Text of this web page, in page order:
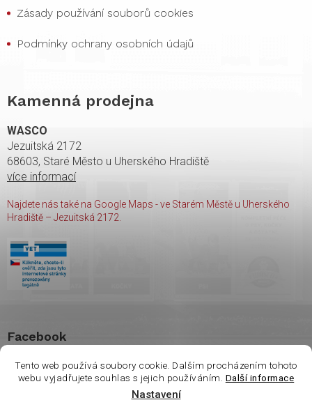
Tento web používá soubory cookie. Dalším procházením tohoto
webu vyjadřujete souhlas s jejich používáním. Další informace
Nastavení
Zásady používání souborů cookies
Podmínky ochrany osobních údajů
Kamenná prodejna
WASCO
Jezuitská 2172
68603, Staré Město u Uherského Hradiště
více informací
Najdete nás také na Google Maps - ve Starém Městě u Uherského
Hradiště – Jezuitská 2172.
Facebook